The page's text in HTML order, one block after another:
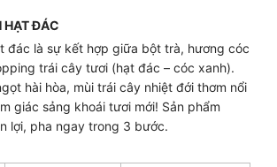
HẠT ĐÁC
đác là sự kết hợp giữa bột trà, hương cóc
trái cây tươi (hạt đác – cóc xanh).
hài hòa, mùi trái cây nhiệt đới thơm nổi
giác sảng khoái tươi mới! Sản phẩm
lợi, pha ngay trong 3 bước.